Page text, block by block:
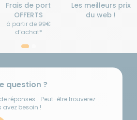
Frais de port
OFFERTS
à partir de 99€
d’achat*
Les meilleurs prix
du web !
question ?
réponses... Peut-être trouverez
besoin !